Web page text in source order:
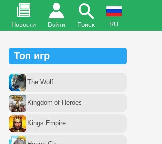
Новости Войти Поиск RU
Топ игр
The Wolf
Kingdom of Heroes
Kings Empire